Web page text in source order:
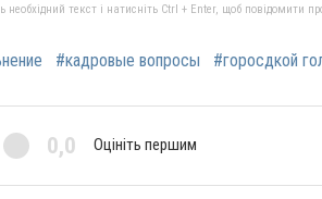
текст і натисніть Ctrl + Enter, щоб повідомити
#кадровые вопросы #горосдкой
0,0 Оцініть першим